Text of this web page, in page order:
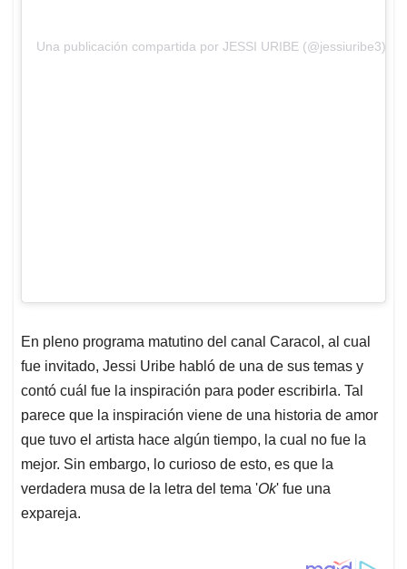
Una publicación compartida por JESSI URIBE (@jessiuribe3)
En pleno programa matutino del canal Caracol, al cual
fue invitado, Jessi Uribe habló de una de sus temas y
contó cuál fue la inspiración para poder escribirla. Tal
parece que la inspiración viene de una historia de amor
que tuvo el artista hace algún tiempo, la cual no fue la
mejor. Sin embargo, lo curioso de esto, es que la
verdadera musa de la letra del tema 'Ok' fue una
expareja.